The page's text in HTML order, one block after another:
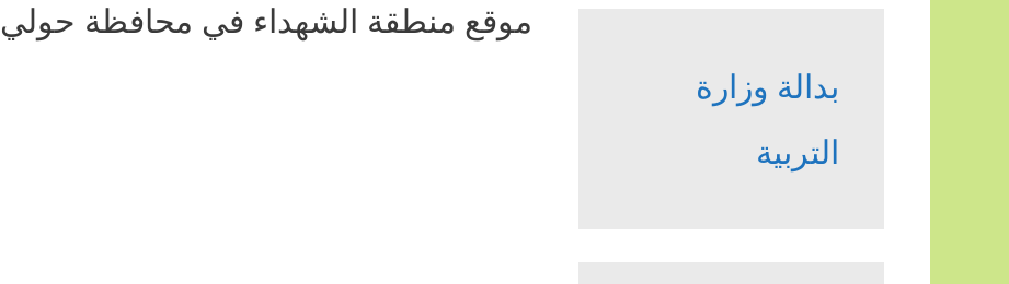
موقع منطقة الشهداء في محافظة حولي
بدالة وزارة
التربية